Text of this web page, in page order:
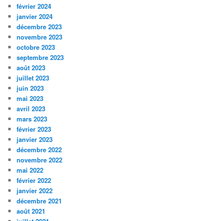
février 2024
janvier 2024
décembre 2023
novembre 2023
octobre 2023
septembre 2023
août 2023
juillet 2023
juin 2023
mai 2023
avril 2023
mars 2023
février 2023
janvier 2023
décembre 2022
novembre 2022
mai 2022
février 2022
janvier 2022
décembre 2021
août 2021